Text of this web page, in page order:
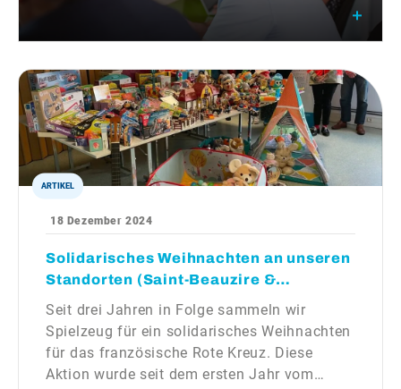
ARTIKEL
18 Dezember 2024
Solidarisches Weihnachten an unseren
Standorten (Saint-Beauzire &
Martillac)
Seit drei Jahren in Folge sammeln wir
Spielzeug für ein solidarisches Weihnachten
für das französische Rote Kreuz. Diese
Aktion wurde seit dem ersten Jahr vom